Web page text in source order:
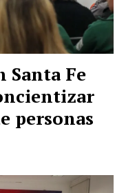
Santa Fe
personas